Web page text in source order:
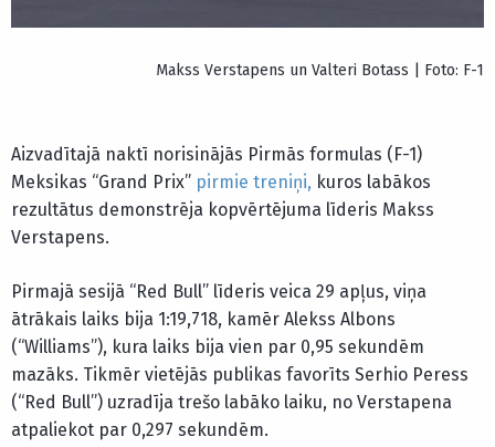
Makss Verstapens un Valteri Botass | Foto: F-1
Aizvadītajā naktī norisinājās Pirmās formulas (F-1)
Meksikas “Grand Prix” pirmie treniņi, kuros labākos
rezultātus demonstrēja kopvērtējuma līderis Makss
Verstapens.
Pirmajā sesijā “Red Bull” līderis veica 29 apļus, viņa
ātrākais laiks bija 1:19,718, kamēr Alekss Albons
(“Williams”), kura laiks bija vien par 0,95 sekundēm
mazāks. Tikmēr vietējās publikas favorīts Serhio Peress
(“Red Bull”) uzradīja trešo labāko laiku, no Verstapena
atpaliekot par 0,297 sekundēm.